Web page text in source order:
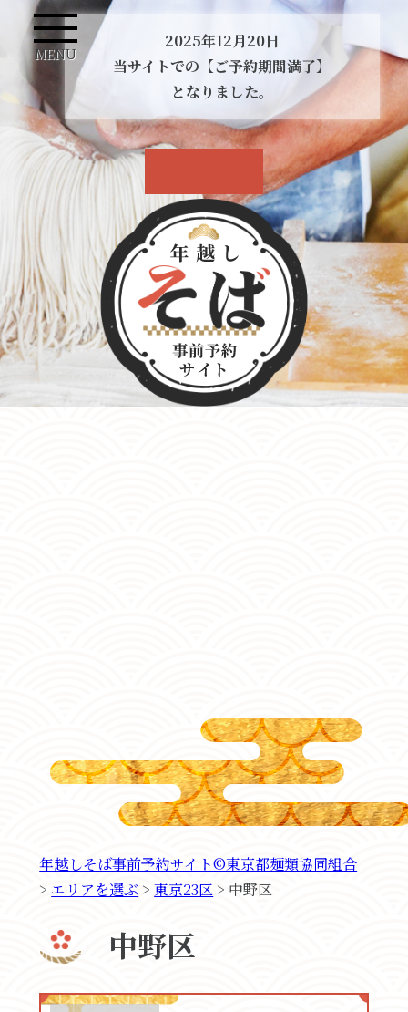
MENU
2025年12月20日
当サイトでの【ご予約期間満了】
となりました。
年越しそば事前予約サイト©東京都麺類協同組合
> エリアを選ぶ >東京23区 > 中野区
中野区